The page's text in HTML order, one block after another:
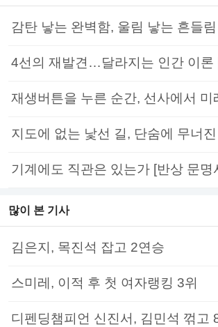
감탄 낳는 완벽함, 울림 낳는 흔들
4선의 재발견…달라지는 인간 이론
재생버튼을 누른 순간, 선사에서 미
지도에 없는 낯선 길, 단숨에 무너
기계에도 직관은 있는가 [반상 문명
많이 본 기사
김은지, 목진석 잡고 2연승
스미레, 이적 후 첫 여자랭킹 3위
디펜딩챔피언 신진서, 김민석 꺾고